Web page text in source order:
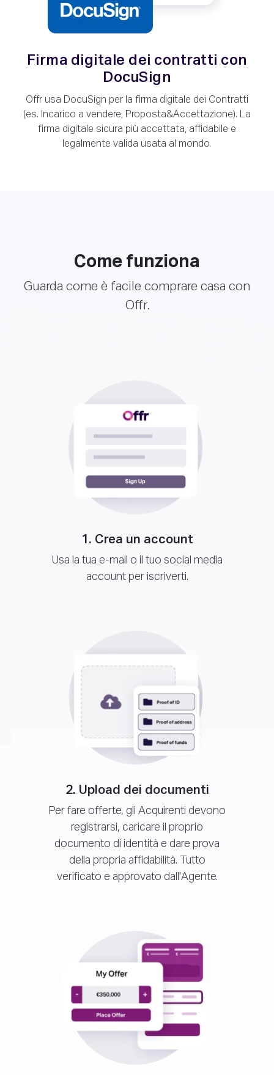
Firma digitale dei contratti con
DocuSign
Offr usa DocuSign per la firma digitale dei Contratti
(es. Incarico a vendere, Proposta&Accettazione). La
firma digitale sicura più accettata, affidabile e
legalmente valida usata al mondo.
Come funziona
Guarda come è facile comprare casa con
Offr.
1. Crea un account
Usa la tua e-mail o il tuo social media
account per iscriverti.
2. Upload dei documenti
Per fare offerte, gli Acquirenti devono
registrarsi, caricare il proprio
documento di identità e dare prova
della propria affidabilità. Tutto
verificato e approvato dall'Agente.